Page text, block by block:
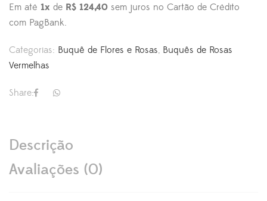
Em até 1x de R$ 124,40 sem juros no Cartão de Crédito
com PagBank.
Categorias: Buquê de Flores e Rosas, Buquês de Rosas
Vermelhas
Share:
Descrição
Avaliações (0)